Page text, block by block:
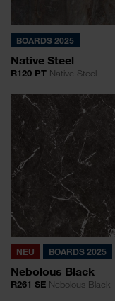
BOARDS 2025
Native Steel
R120 PT Native Steel
NEU BOARDS 2025
Nebolous Black
R261 SE Nebolous Black